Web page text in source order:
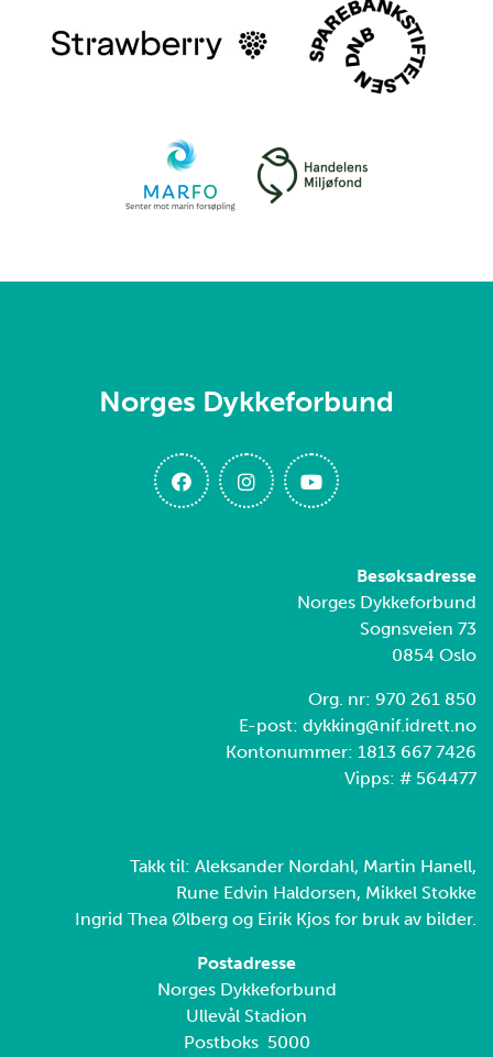
Norges Dykkeforbund
Besøksadresse
Norges Dykkeforbund
Sognsveien 73
0854 Oslo
Org. nr: 970 261 850
E-post: dykking@nif.idrett.no
Kontonummer: 1813 667 7426
Vipps: # 564477
Takk til: Aleksander Nordahl, Martin Hanell,
Rune Edvin Haldorsen, Mikkel Stokke
Ingrid Thea Ølberg og Eirik Kjos for bruk av bilder.
Postadresse
Norges Dykkeforbund
Ullevål Stadion
Postboks 5000